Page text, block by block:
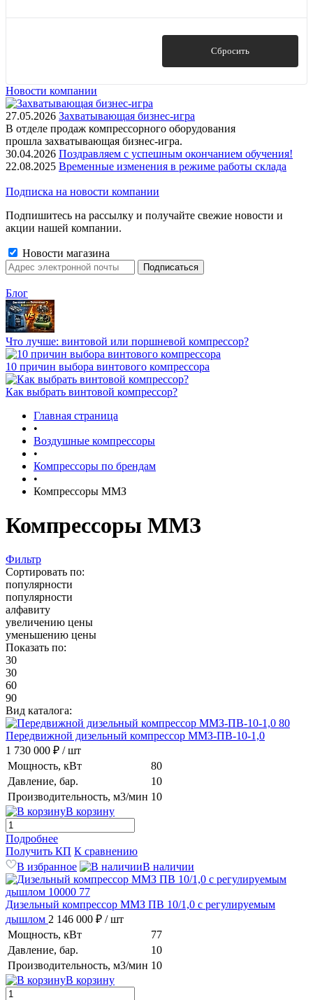
Сбросить
Новости компании
27.05.2026 Захватывающая бизнес-игра
В отделе продаж компрессорного оборудования
прошла захватывающая бизнес-игра.
30.04.2026 Поздравляем с успешным окончанием обучения!
22.08.2025 Временные изменения в режиме работы склада
Подписка на новости компании
Подпишитесь на рассылку и получайте свежие новости и
акции нашей компании.
Новости магазина
Блог
Что лучше: винтовой или поршневой компрессор?
10 причин выбора винтового компрессора
Как выбрать винтовой компрессор?
Главная страница
•
Воздушные компрессоры
•
Компрессоры по брендам
•
Компрессоры ММЗ
Компрессоры ММЗ
Фильтр
Сортировать по:
популярности
популярности
алфавиту
увеличению цены
уменьшению цены
Показать по:
30
30
60
90
Вид каталога:
Передвижной дизельный компрессор ММЗ-ПВ-10-1,0
1 730 000 ₽ / шт
Мощность, кВт
80
Давление, бар.
10
Производительность, м3/мин 10
В корзину
Подробнее
Получить КП К сравнению
В избранное
В наличии
Дизельный компрессор ММЗ ПВ 10/1,0 с регулируемым
дышлом 2 146 000 ₽ / шт
Мощность, кВт
77
Давление, бар.
10
Производительность, м3/мин 10
В корзину